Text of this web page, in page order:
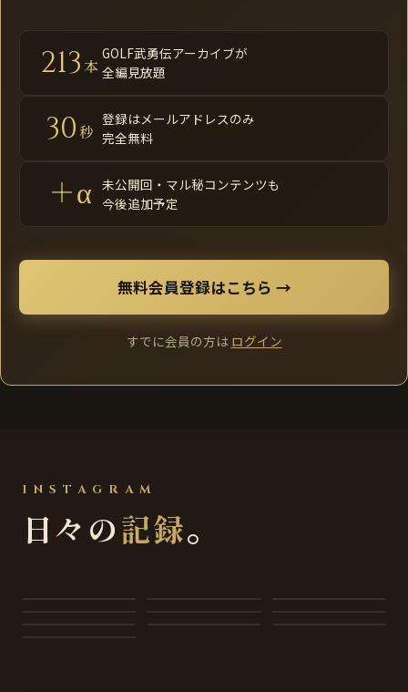
213 本
GOLF武勇伝アーカイブが
全編見放題
30 秒
登録はメールアドレスのみ
完全無料
＋α 未公開回・マル秘コンテンツも
今後追加予定
無料会員登録はこちら →
すでに会員の方は ログイン
INSTAGRAM
日々の記録。